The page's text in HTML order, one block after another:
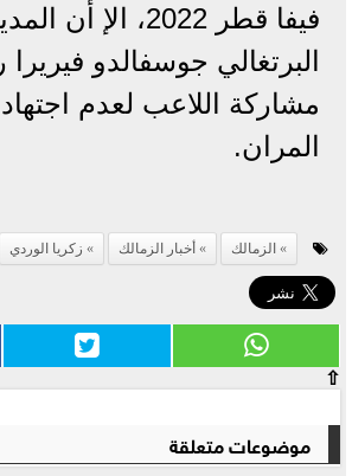
فيفا قطر 2022، الإ
البرتغالي جوسفالدو
مشاركة اللاعب لعدم
المران.
الزمالك أخبار الزمالك زكريا الوردي
⇧
موضوعات متعلقة